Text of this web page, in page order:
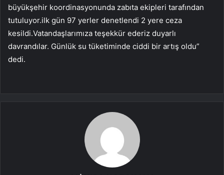
büyükşehir koordinasyonunda zabıta ekipleri tarafından
tutuluyor.ilk gün 97 yerler denetlendi 2 yere ceza
kesildi.Vatandaşlarımıza teşekkür ederiz duyarlı
davrandılar. Günlük su tüketiminde ciddi bir artış oldu”
dedi.